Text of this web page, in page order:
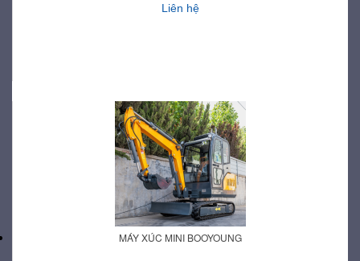
Liên hệ
MÁY XÚC MINI BOOYOUNG